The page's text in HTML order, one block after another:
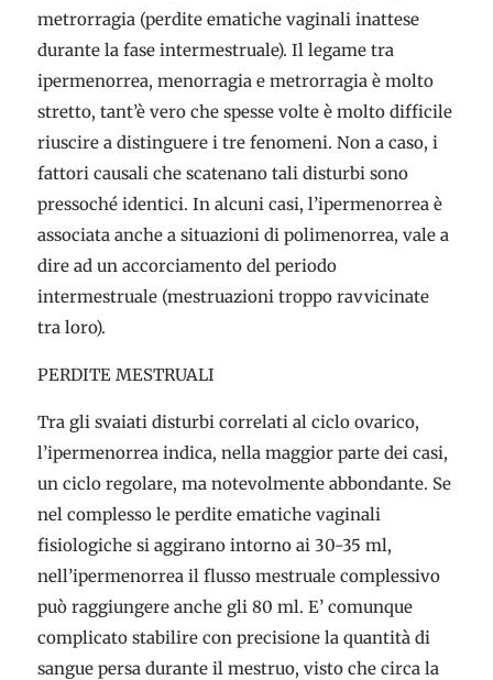
metrorragia (perdite ematiche vaginali inattese
durante la fase intermestruale). Il legame tra
ipermenorrea, menorragia e metrorragia è molto
stretto, tant’è vero che spesse volte è molto difficile
riuscire a distinguere i tre fenomeni. Non a caso, i
fattori causali che scatenano tali disturbi sono
pressoché identici. In alcuni casi, l’ipermenorrea è
associata anche a situazioni di polimenorrea, vale a
dire ad un accorciamento del periodo
intermestruale (mestruazioni troppo ravvicinate
tra loro).
PERDITE MESTRUALI
Tra gli svaiati disturbi correlati al ciclo ovarico,
l’ipermenorrea indica, nella maggior parte dei casi,
un ciclo regolare, ma notevolmente abbondante. Se
nel complesso le perdite ematiche vaginali
fisiologiche si aggirano intorno ai 30-35 ml,
nell’ipermenorrea il flusso mestruale complessivo
può raggiungere anche gli 80 ml. E’ comunque
complicato stabilire con precisione la quantità di
sangue persa durante il mestruo, visto che circa la